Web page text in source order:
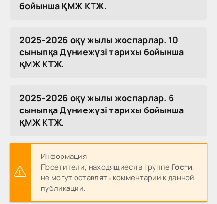
бойынша ҚМЖ КТЖ.
2025-2026 оқу жылы жоспарлар. 10
сыныпқа Дүниежүзі тарихы бойынша
ҚМЖ КТЖ.
2025-2026 оқу жылы жоспарлар. 6
сыныпқа Дүниежүзі тарихы бойынша
ҚМЖ КТЖ.
Информация
Посетители, находящиеся в группе Гости,
не могут оставлять комментарии к данной
публикации.